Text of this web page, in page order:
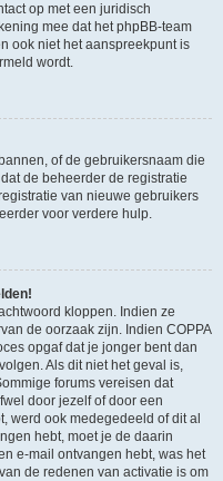
op met een juridisch
mee dat het phpBB-team
ook niet het aanspreekpunt is
wordt.
of de gebruikersnaam die
de beheerder de registratie
van nieuwe gebruikers
voor verdere hulp.
kloppen. Indien ze
de oorzaak zijn. Indien COPPA
opgaf dat je jonger bent dan
Als dit niet het geval is,
forums vereisen dat
door jezelf of door een
werd ook medegedeeld of dit al
hebt, moet je de daarin
e-mail ontvangen hebt, was het
de redenen van activatie is om